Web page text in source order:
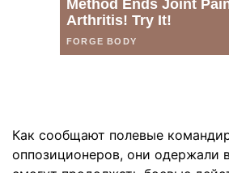
Как сообщают полевые
оппозиционеров, они одержали